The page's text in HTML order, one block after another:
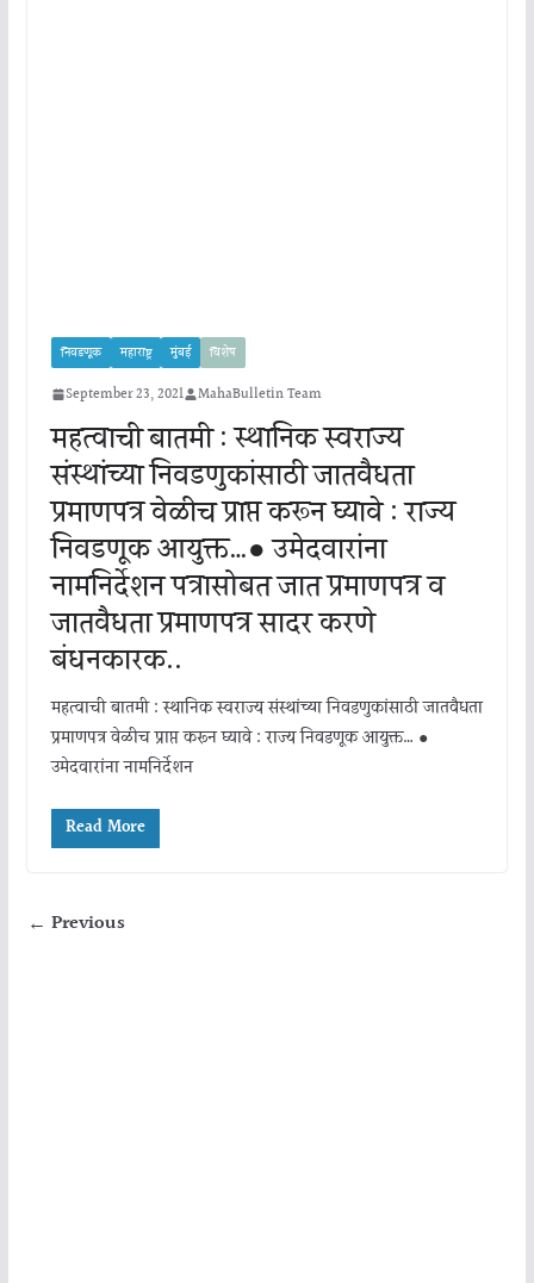
निवडणूक महाराष्ट्र मुंबई विशेष
September 23, 2021 MahaBulletin Team
महत्वाची बातमी : स्थानिक स्वराज्य
संस्थांच्या निवडणुकांसाठी जातवैधता
प्रमाणपत्र वेळीच प्राप्त करून घ्यावे : राज्य
निवडणूक आयुक्त…● उमेदवारांना
नामनिर्देशन पत्रासोबत जात प्रमाणपत्र व
जातवैधता प्रमाणपत्र सादर करणे
बंधनकारक..
महत्वाची बातमी : स्थानिक स्वराज्य संस्थांच्या निवडणुकांसाठी जातवैधता
प्रमाणपत्र वेळीच प्राप्त करून घ्यावे : राज्य निवडणूक आयुक्त… ●
उमेदवारांना नामनिर्देशन
Read More
← Previous